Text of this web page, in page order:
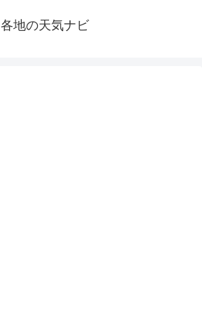
各地の天気ナビ